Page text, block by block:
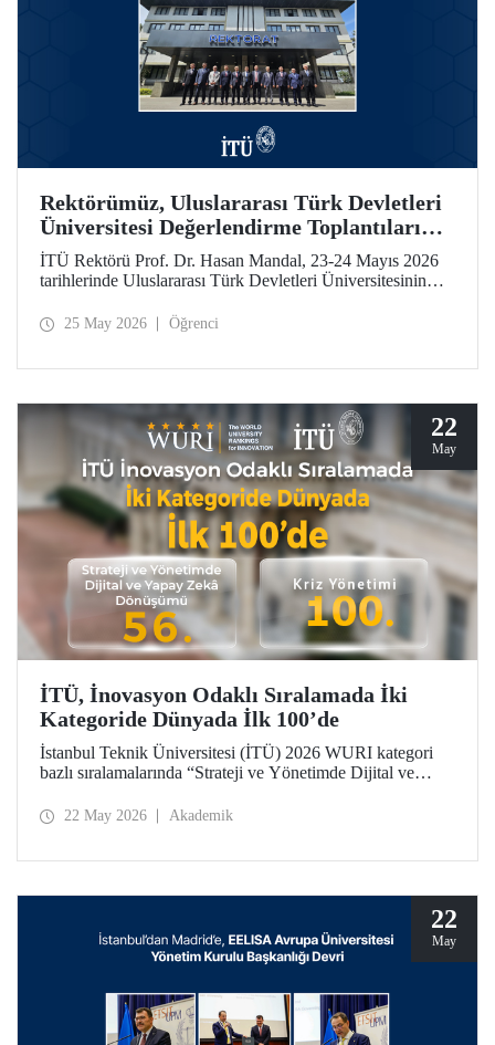
Rektörümüz, Uluslararası Türk Devletleri
Üniversitesi Değerlendirme Toplantıları
İçin Özbekistan’daydı
İTÜ Rektörü Prof. Dr. Hasan Mandal, 23-24 Mayıs 2026
tarihlerinde Uluslararası Türk Devletleri Üniversitesinin
25 May 2026 Öğrenci
22
May
İTÜ, İnovasyon Odaklı Sıralamada İki
Kategoride Dünyada İlk 100’de
İstanbul Teknik Üniversitesi (İTÜ) 2026 WURI kategori
bazlı sıralamalarında “Strateji ve Yönetimde Dijital ve
100’üncü oldu.
22 May 2026 Akademik
22
May